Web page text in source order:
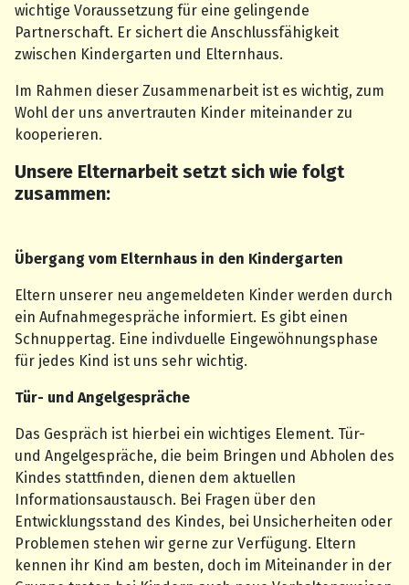
wichtige Voraussetzung für eine gelingende
Partnerschaft. Er sichert die Anschlussfähigkeit
zwischen Kindergarten und Elternhaus.
Im Rahmen dieser Zusammenarbeit ist es wichtig, zum
Wohl der uns anvertrauten Kinder miteinander zu
kooperieren.
Unsere Elternarbeit setzt sich wie folgt
zusammen:
Übergang vom Elternhaus in den Kindergarten
Eltern unserer neu angemeldeten Kinder werden durch
ein Aufnahmegespräche informiert. Es gibt einen
Schnuppertag. Eine indivduelle Eingewöhnungsphase
für jedes Kind ist uns sehr wichtig.
Tür- und Angelgespräche
Das Gespräch ist hierbei ein wichtiges Element. Tür-
und Angelgespräche, die beim Bringen und Abholen des
Kindes stattfinden, dienen dem aktuellen
Informationsaustausch. Bei Fragen über den
Entwicklungsstand des Kindes, bei Unsicherheiten oder
Problemen stehen wir gerne zur Verfügung. Eltern
kennen ihr Kind am besten, doch im Miteinander in der